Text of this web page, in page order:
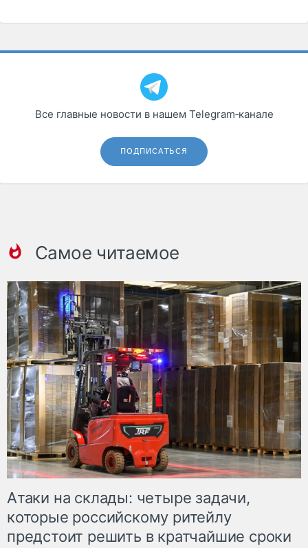
Все главные новости в нашем Telegram‑канале
ПОДПИСАТЬСЯ
Самое читаемое
Атаки на склады: четыре задачи,
которые российскому ритейлу
предстоит решить в кратчайшие сроки